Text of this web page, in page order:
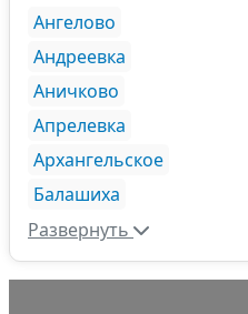
Ангелово
Андреевка
Аничково
Апрелевка
Архангельское
Балашиха
Развернуть